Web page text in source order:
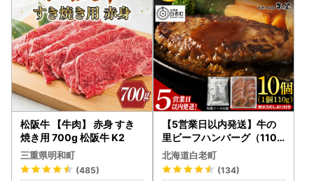
松阪牛 【牛肉】 赤身 すき
焼き用 700g 松阪牛 K2
三重県明和町
(485)
【5営業日以内発送】牛の
里ビーフハンバーグ（110g
×10個） 特製ソース（10袋
） の詰合せ AG052
北海道白老町
(134)